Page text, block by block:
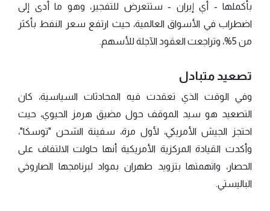
بأكملها - أي إيران - ستتعرض للتفجير، وهو ما أدى إلى
اضطراب في الأسواق العالمية، حيث ارتفع سعر النفط بأكثر
من 5%، وتراجعت العقود الآجلة للأسهم.
تصعيد متبادل
وفي الوقت الذي تعقدت فيه المحادثات السياسية، كان
التصعيد هو سيد الموقف حول مضيق هرمز الحيوي، حيث
احتجز الجيش الأمريكي، لأول مرة، سفينة الشحن "توسكا"،
وأكدت القيادة المركزية الأمريكية أنها حاولت الالتفاف على
الحصار، واتهمتها بتزويد طهران بمواد لبرنامجها الصاروخي
الباليستي.